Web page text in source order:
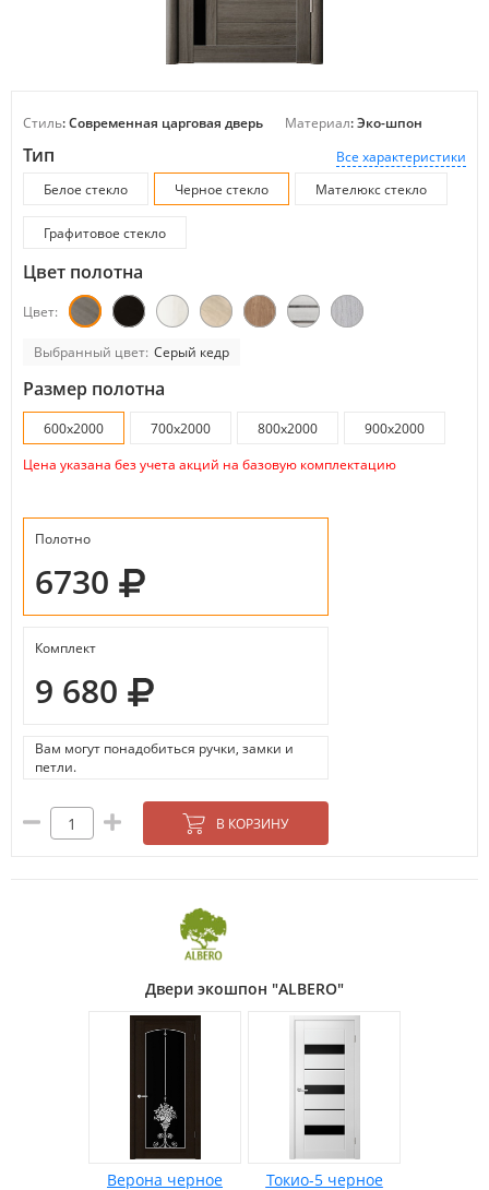
Стиль: Современная царговая дверь Материал: Эко-шпон
Все характеристики
Тип
Белое стекло Черное стекло Мателюкс стекло
Графитовое стекло
Цвет полотна
Цвет:
Выбранный цвет: Серый кедр
Размер полотна
600х2000 700х2000 800х2000
900х2000
Цена указана без учета акций на базовую комплектацию
Полотно
6730
Комплект
9 680
Вам могут понадобиться ручки, замки и
петли.
В КОРЗИНУ
Двери экошпон "ALBERO"
Верона черное Токио-5 черное